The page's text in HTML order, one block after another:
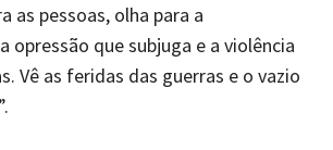
as pessoas, olha para a
opressão que subjuga e a violência
Vê as feridas das guerras e o vazio